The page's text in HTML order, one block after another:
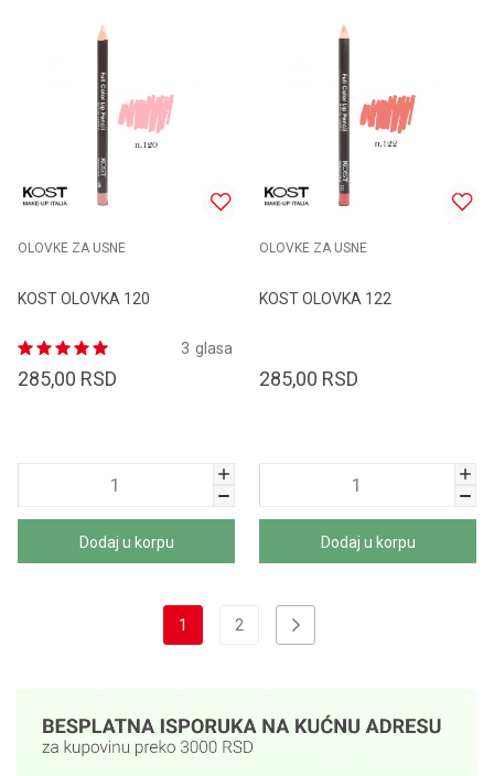
OLOVKE ZA USNE
KOST OLOVKA 120
glasa
3
285,00 RSD
Dodaj u korpu
OLOVKE ZA USNE
KOST OLOVKA 122
285,00 RSD
Dodaj u korpu
1 2